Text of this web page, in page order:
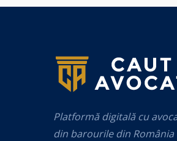
Platformă digitală cu
din barourile din România